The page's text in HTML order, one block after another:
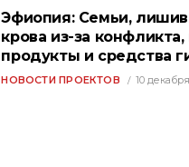
Эфиопия: Семьи,
крова из-за
продукты и средства
НОВОСТИ ПРОЕКТОВ 10